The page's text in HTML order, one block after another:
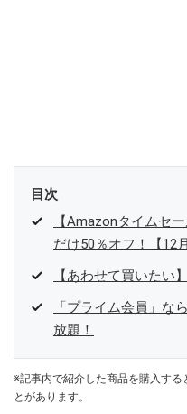
目次
【Amazonタイムセ
だけ50％オフ！【12
【あわせて買いたい
「プライム会員」な
放題！
※記事内で紹介した商品を購入す
とがあります。